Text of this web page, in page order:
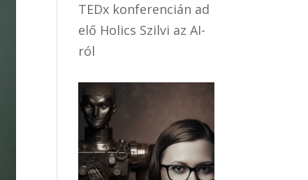
TEDx konferencián ad
elő Holics Szilvi az AI-
ról